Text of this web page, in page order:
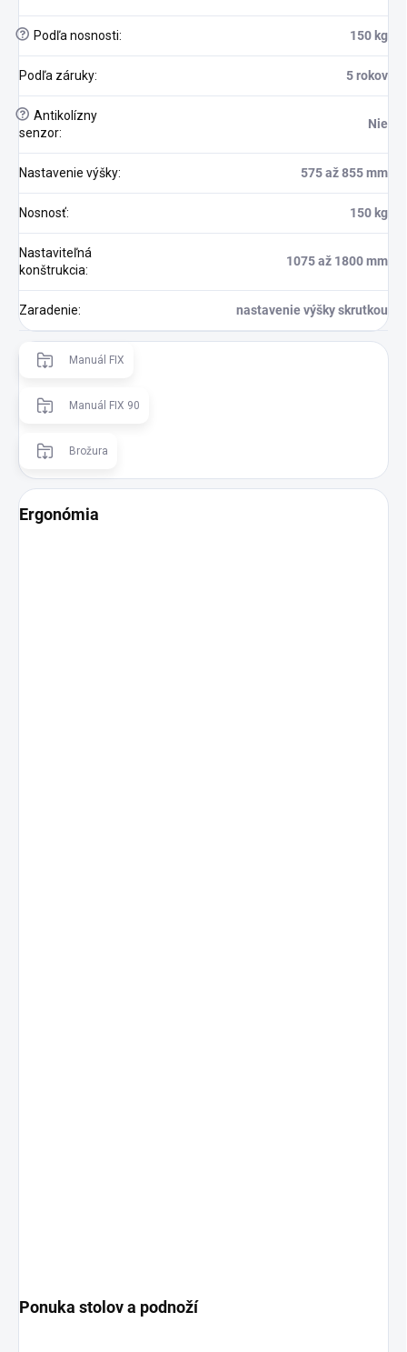
? Podľa nosnosti: 150 kg
Podľa záruky: 5 rokov
? Antikolízny
senzor:
Nie
Nastavenie výšky: 575 až 855 mm
Nosnosť: 150 kg
Nastaviteľná
konštrukcia:
1075 až 1800 mm
Zaradenie: nastavenie výšky skrutkou
Manuál FIX
Manuál FIX 90
Brožura
Ergonómia
Ponuka stolov a podnoží